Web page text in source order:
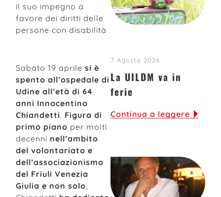
il suo impegno a
favore dei diritti delle
persone con disabilità
Sabato 19 aprile si è
spento all’ospedale di
Udine all’età di 64
anni Innocentino
Chiandetti. Figura di
primo piano per molti
decenni nell’ambito
del volontariato e
dell’associazionismo
del Friuli Venezia
Giulia e non solo
7 Agosto 2026
La UILDM va in
ferie
Continua a leggere